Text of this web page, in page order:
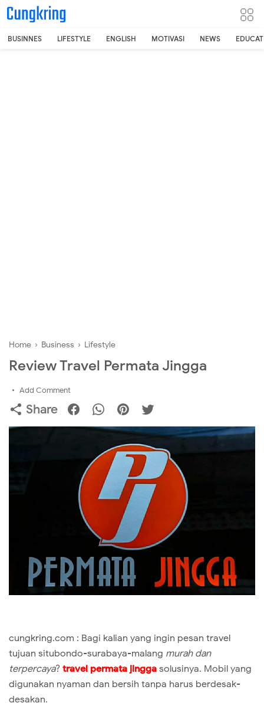
-->
BUSINNES LIFESTYLE ENGLISH MOTIVASI NEWS
Home › Business › Lifestyle
Review Travel Permata Jingga
Add Comment
Share
cungkring.com : Bagi kalian yang ingin pesan travel
tujuan situbondo-surabaya-malang murah dan
terpercaya? travel permata jingga solusinya. Mobil yang
digunakan nyaman dan bersih tanpa harus berdesak-
desakan.